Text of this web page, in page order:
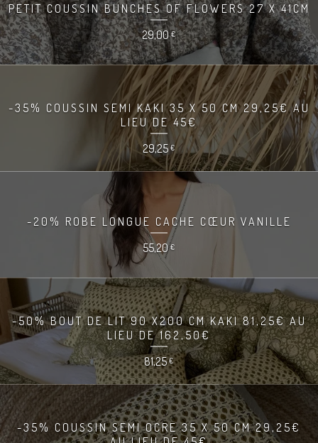
PETIT COUSSIN BUNCHES OF FLOWERS 27 X 41CM
29,00€
-35% COUSSIN SEMI KAKI 35 X 50 CM 29,25€ AU
LIEU DE 45€
29,25€
-20% ROBE LONGUE CACHE CŒUR VANILLE
55,20€
-50% BOUT DE LIT 90 X200 CM KAKI 81,25€ AU
LIEU DE 162,50€
81,25€
-35% COUSSIN SEMI OCRE 35 X 50 CM 29,25€